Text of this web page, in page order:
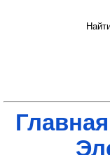
Найти
Главная